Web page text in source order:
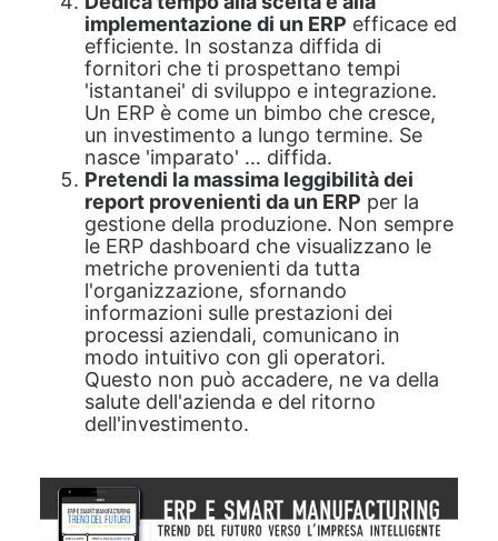
implementazione di un ERP efficace ed
efficiente. In sostanza diffida di
fornitori che ti prospettano tempi
'istantanei' di sviluppo e integrazione.
Un ERP è come un bimbo che cresce,
un investimento a lungo termine. Se
nasce 'imparato' … diffida.
Pretendi la massima leggibilità dei
report provenienti da un ERP per la
gestione della produzione. Non sempre
le ERP dashboard che visualizzano le
metriche provenienti da tutta
l'organizzazione, sfornando
informazioni sulle prestazioni dei
processi aziendali, comunicano in
modo intuitivo con gli operatori.
Questo non può accadere, ne va della
salute dell'azienda e del ritorno
dell'investimento.